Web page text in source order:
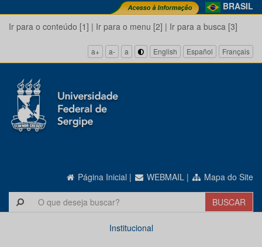
BRASIL
Ir para o conteúdo [1] | Ir para o menu [2] | Ir para a busca [3]
a+ a- a English Español Français
Página Inicial | WEBMAIL | Mapa do Site
Institucional